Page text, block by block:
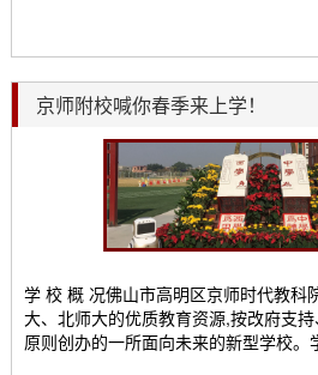
育的一场革命。它像一把钥匙能开启学
发现另一个世界，发现一个更贴近心灵
京师附校喊你春季来上学！
学 校 概 况佛山市高明区京师时代教科
大、北师大的优质教育资源,按改府支
原则创办的一所面向未来的新型学校